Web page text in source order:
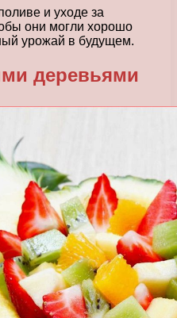
и уходе за
они могли хорошо
урожай в будущем.
деревьями